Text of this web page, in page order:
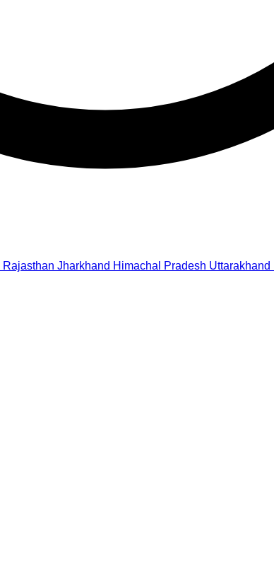
Rajasthan Jharkhand Himachal Pradesh Uttarakhand